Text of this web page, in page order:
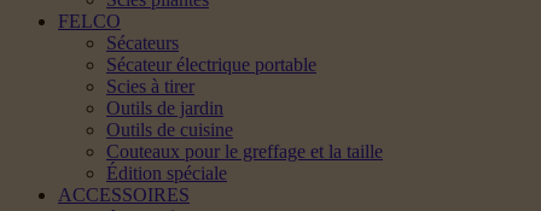
FELCO
Sécateurs
Sécateur électrique portable
Scies à tirer
Outils de jardin
Outils de cuisine
Couteaux pour le greffage et la taille
Édition spéciale
ACCESSOIRES